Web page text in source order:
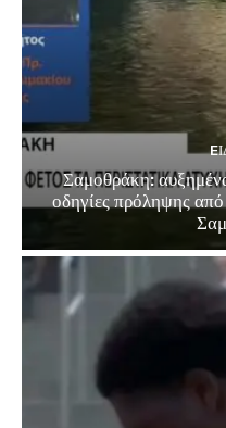
Σαμοθράκη:
οδηγίες πρόληψης